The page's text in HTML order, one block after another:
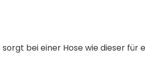
bei einer Hose wie dieser für